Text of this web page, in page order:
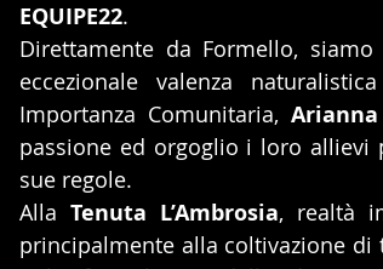
EQUIPE22.
Direttamente da Formello,
eccezionale valenza
Importanza Comunitaria,
passione ed orgoglio i loro
sue regole.
Alla Tenuta L’Ambrosia, realtà
principalmente alla coltivazione